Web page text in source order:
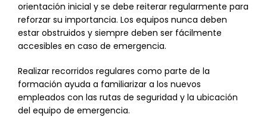
orientación inicial y se debe reiterar regularmente para
reforzar su importancia. Los equipos nunca deben
estar obstruidos y siempre deben ser fácilmente
accesibles en caso de emergencia.
Realizar recorridos regulares como parte de la
formación ayuda a familiarizar a los nuevos
empleados con las rutas de seguridad y la ubicación
del equipo de emergencia.